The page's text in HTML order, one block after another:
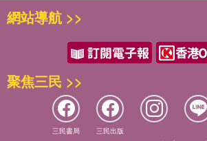
四 參與或負責全國各地賑災時期
（光緒二十三年至宣統三年）
（一）光緒二十三年四川賑災
（二）光緒二十四年徐淮海賑災
網站導航 >>
聚焦三民 >>
三民書局 三民出版